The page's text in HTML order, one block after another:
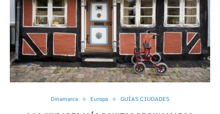
Dinamarca Europa GUÍAS CIUDADES